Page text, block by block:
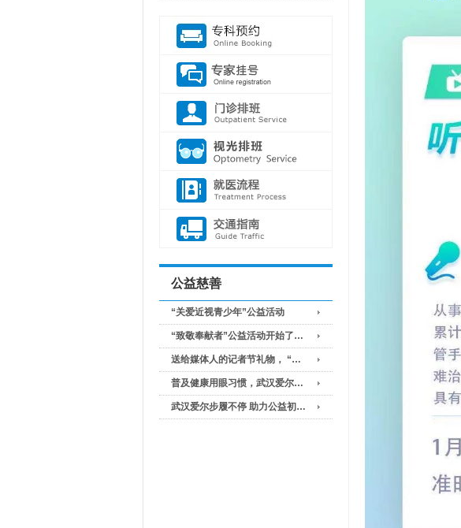
公益慈善
“关爱近视青少年”公益活动
“致敬奉献者”公益活动开始了…
送给媒体人的记者节礼物， “…
普及健康用眼习惯，武汉爱尔…
武汉爱尔步履不停 助力公益初…